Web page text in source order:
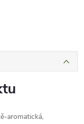
aromatická,